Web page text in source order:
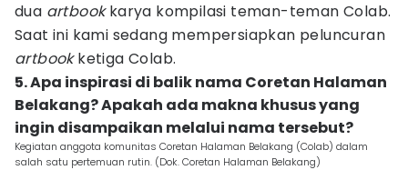
dua artbookkarya kompilasi teman-teman Colab.
Saat ini kami sedang mempersiapkan peluncuran
artbookketiga Colab.
5. Apa inspirasi di balik nama Coretan Halaman
Belakang? Apakah ada makna khusus yang
ingin disampaikan melalui nama tersebut?
Kegiatan anggota komunitas Coretan Halaman Belakang (Colab) dalam
salah satu pertemuan rutin. (Dok. Coretan Halaman Belakang)